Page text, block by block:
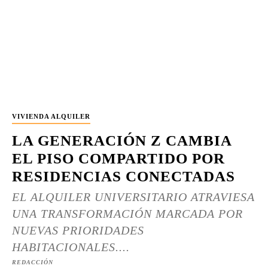
VIVIENDA ALQUILER
LA GENERACIÓN Z CAMBIA
EL PISO COMPARTIDO POR
RESIDENCIAS CONECTADAS
EL ALQUILER UNIVERSITARIO ATRAVIESA
UNA TRANSFORMACIÓN MARCADA POR
NUEVAS PRIORIDADES
HABITACIONALES....
REDACCIÓN